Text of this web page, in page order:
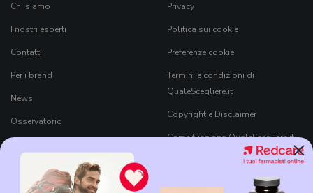
×
Chi siamo
I nostri esperti
Contatti
Per i brand
News
Osservatorio
Black Friday 2026
Privacy
Politica sui cookie
Preferenze cookie
Termini e condizioni di
QualeScegliere.it
Copyright e Disclaimer
Come funziona QualeScegliere.it